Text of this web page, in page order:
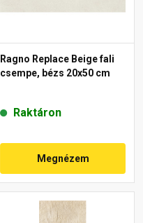
Ragno Replace Beige fali
csempe, bézs 20x50 cm
Raktáron
Megnézem